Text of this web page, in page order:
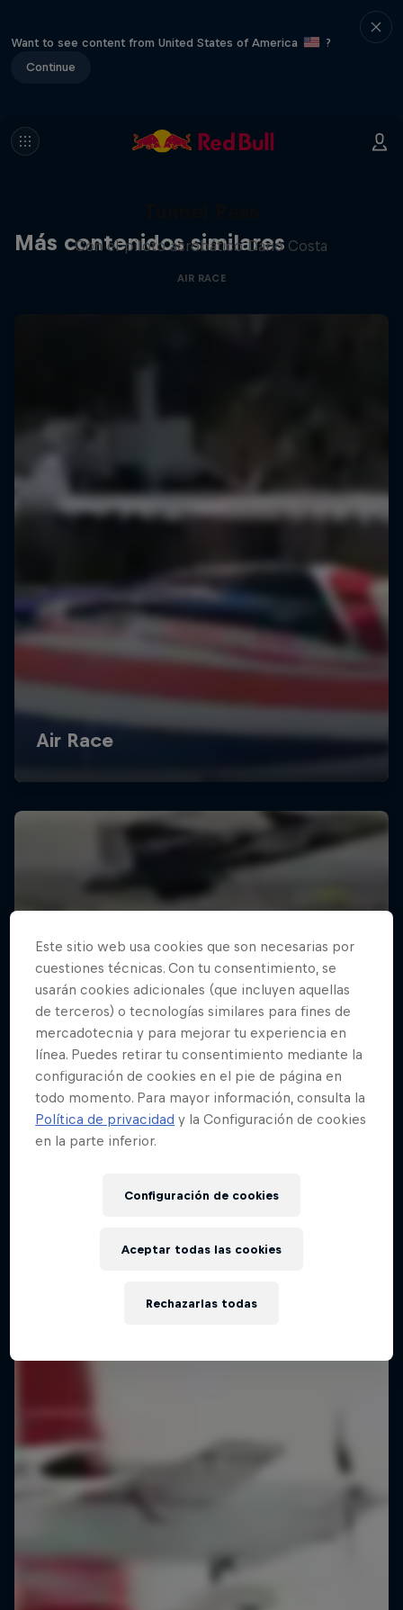
Want to see content from United States of America
?
Continue
Más contenidos similares
Con el piloto acrobático Dario Costa
AIR RACE
Este sitio web usa cookies que son necesarias por
cuestiones técnicas. Con tu consentimiento, se
usarán cookies adicionales (que incluyen aquellas
de terceros) o tecnologías similares para fines de
mercadotecnia y para mejorar tu experiencia en
línea. Puedes retirar tu consentimiento mediante la
configuración de cookies en el pie de página en
todo momento. Para mayor información, consulta la
Política de privacidad y la Configuración de cookies
en la parte inferior.
Configuración de cookies
Rechazarlas todas
Aceptar todas las cookies